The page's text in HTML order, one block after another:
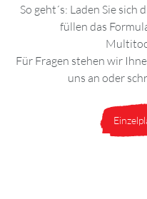
So geht´s: Laden Sie
füllen das
Für Fragen stehen wir
uns an oder